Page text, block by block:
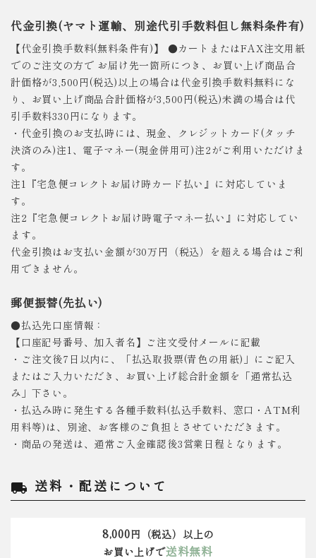
代金引換(ヤマト運輸、別途代引手数料但し無料条件有)
【代金引換手数料(無料条件有)】 ●カートまたはFAX注文用紙
でのご注文の方で お届け先一箇所につき、お買い上げ商品合
計価格が3,500円(税込)以上の場合は代金引換手数料無料にな
り、お買い上げ商品合計価格が3,500円(税込)未満の場合は代
引手数料330円になります。
・代金引換のお支払時には、現金、クレジットカード(タッチ
決済のみ)注1、電子マネー(現金併用可)注2がご利用いただけま
す。
注1『宅急便コレクトお届け時カード払い』に対応していま
す。
注2『宅急便コレクトお届け時電子マネー払い』に対応してい
ます。
代金引換はお支払い金額が30万円（税込）を超える場合はご利
用できません。
郵便振替(先払い)
●払込先口座情報：
【口座記号番号、加入者名】ご注文受付メールに記載
・ご注文後7日以内に、「払込取扱票(青色の用紙)」にご記入
またはご入力いただき、お買い上げ総合計金額を「通常払込
み」下さい。
・払込み時に発生する各種手数料(払込手数料、窓口・ATM利
用料等)は、別途、お客様のご負担とさせていただきます。
・商品の発送は、通常ご入金確認後3営業日程となります。
local_shipping 送料・配送について
8,000円（税込）以上の
お買い上げで送料無料